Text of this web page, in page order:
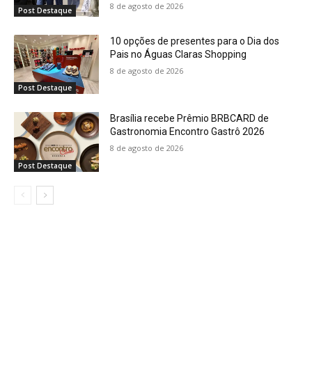
Post Destaque 8 de agosto de 2026
Post Destaque
10 opções de presentes para o Dia dos
Pais no Águas Claras Shopping
8 de agosto de 2026
Post Destaque
Brasília recebe Prêmio BRBCARD de
Gastronomia Encontro Gastrô 2026
8 de agosto de 2026